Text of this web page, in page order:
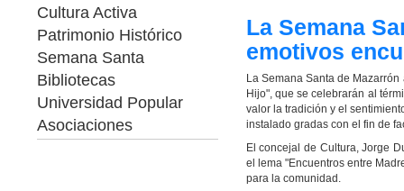
Cultura Activa
Patrimonio Histórico
Semana Santa
Bibliotecas
Universidad Popular
Asociaciones
La Semana
emotivos
La Semana Santa de
Hijo", que se celebrarán al
valor la tradición y el
instalado gradas con el fin de
El concejal de Cultura, Jorge
el lema "Encuentros entre
para la comunidad.